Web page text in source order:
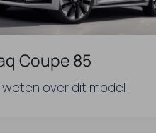
Coupe 85
over dit model